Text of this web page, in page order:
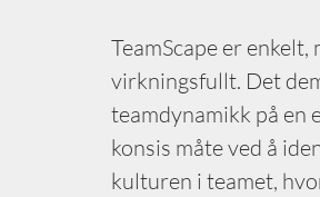
TeamScape er
virkningsfullt. Det
teamdynamikk på en
konsis måte ved å
kulturen i teamet,